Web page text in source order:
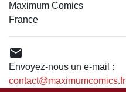
Maximum Comics
France

Envoyez-nous un e-mail :
contact@maximumcomics.fr